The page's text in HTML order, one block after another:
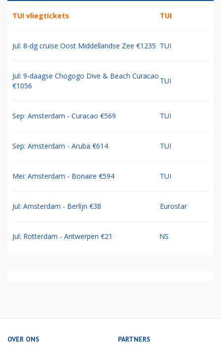
TUI vliegtickets TUI
Jul: 8-dg cruise Oost Middellandse Zee €1235 TUI
Jul: 9-daagse Chogogo Dive & Beach Curacao
€1056
TUI
Sep: Amsterdam - Curacao €569 TUI
Sep: Amsterdam - Aruba €614 TUI
Mei: Amsterdam - Bonaire €594 TUI
Jul: Amsterdam - Berlijn €38 Eurostar
Jul: Rotterdam - Antwerpen €21 NS
OVER ONS PARTNERS